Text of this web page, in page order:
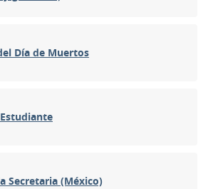
Día de Muertos
Secretaria (México)